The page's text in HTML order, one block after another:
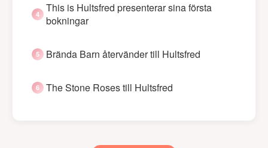
This is Hultsfred presenterar sina första
bokningar
Brända Barn återvänder till Hultsfred
The Stone Roses till Hultsfred